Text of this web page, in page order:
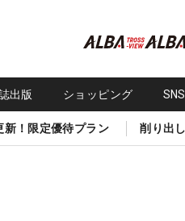
出版 ショッピング
新！限定優待プラン 削り出